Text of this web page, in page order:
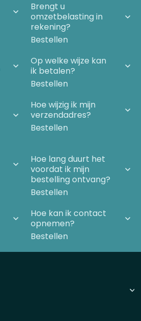
Brengt u
omzetbelasting in
rekening?
Bestellen
Op welke wijze kan
ik betalen?
Bestellen
Hoe wijzig ik mijn
verzendadres?
Bestellen
Hoe lang duurt het
voordat ik mijn
bestelling ontvang?
Bestellen
Hoe kan ik contact
opnemen?
Bestellen